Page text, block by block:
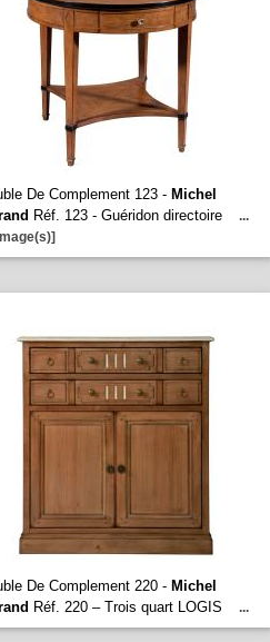
De Complement 123 - Michel
Réf. 123 - Guéridon directoire
...
De Complement 220 - Michel
Réf. 220 – Trois quart LOGIS ...